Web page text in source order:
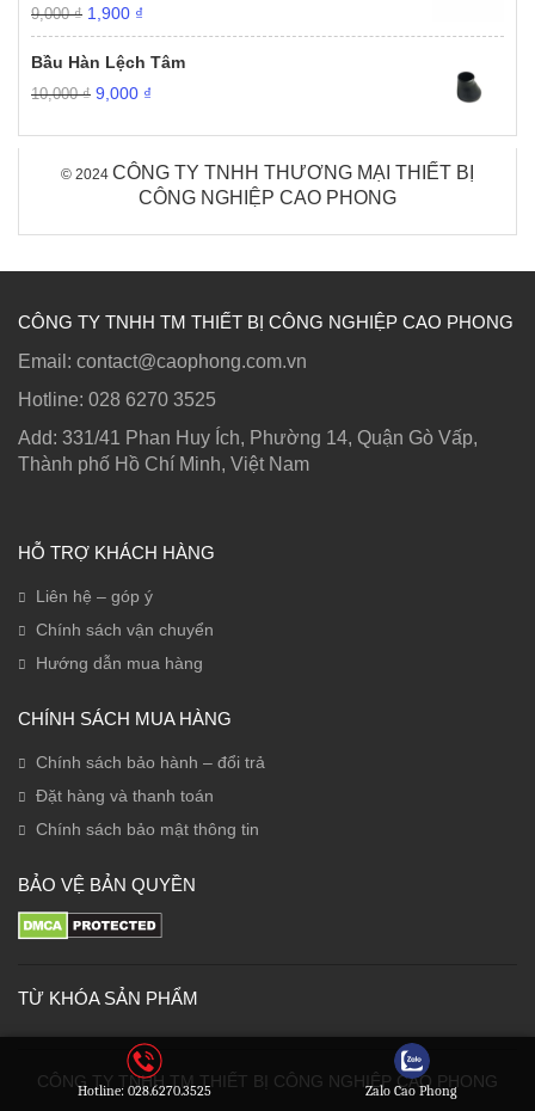
9,000₫ Giá
gốc
9,000 ₫.
1,900 ₫
hiện
tại
1,900 ₫.
Bầu Hàn Lệch Tâm
10,000₫ Giá
là:
9,000 ₫
tại
9,000 ₫.
© 2024 CÔNG TY TNHH THƯƠNG MẠI THIẾT BỊ
CÔNG NGHIỆP CAO PHONG
CÔNG TY TNHH TM THIẾT BỊ CÔNG NGHIỆP CAO PHONG
Email: contact@caophong.com.vn
Hotline: ‭028 6270 3525
Add: 331/41 Phan Huy Ích, Phường 14, Quận Gò Vấp,
Thành phố Hồ Chí Minh, Việt Nam
HỖ TRỢ KHÁCH HÀNG
Liên hệ – góp ý
Chính sách vận chuyển
Hướng dẫn mua hàng
CHÍNH SÁCH MUA HÀNG
Chính sách bảo hành – đổi trả
Đặt hàng và thanh toán
Chính sách bảo mật thông tin
BẢO VỆ BẢN QUYỀN
TỪ KHÓA SẢN PHẨM
CÔNG TY TNHH TM THIẾT BỊ CÔNG NGHIỆP CAO PHONG
Hotline: 028.6270.3525 Zalo Cao Phong